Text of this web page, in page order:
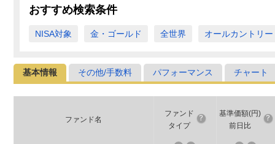
おすすめ検索条件
NISA対象 金・ゴールド 全世界 オールカントリー
基本情報 その他/手数料 パフォーマンス チャート
ファンド名
ファンド
タイプ
基準価額(円)
前日比